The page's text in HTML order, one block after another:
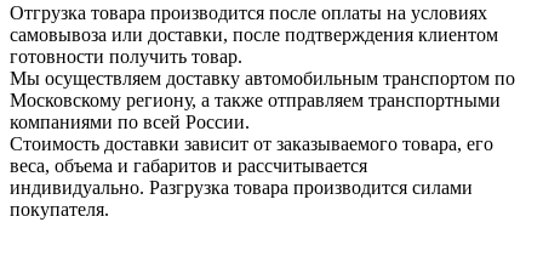
Отгрузка товара производится после оплаты на условиях
самовывоза или доставки, после подтверждения клиентом
готовности получить товар.
Мы осуществляем доставку автомобильным транспортом по
Московскому региону, а также отправляем транспортными
компаниями по всей России.
Стоимость доставки зависит от заказываемого товара, его
веса, объема и габаритов и рассчитывается
индивидуально. Разгрузка товара производится силами
покупателя.